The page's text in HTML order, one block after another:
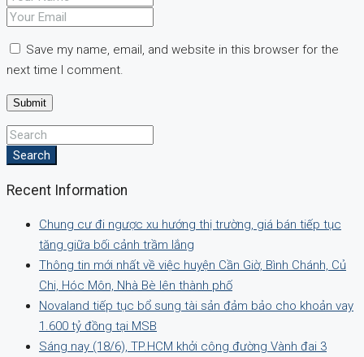
Save my name, email, and website in this browser for the
next time I comment.
Search
Recent Information
Chung cư đi ngược xu hướng thị trường, giá bán tiếp tục
tăng giữa bối cảnh trầm lắng
Thông tin mới nhất về việc huyện Cần Giờ, Bình Chánh, Củ
Chi, Hóc Môn, Nhà Bè lên thành phố
Novaland tiếp tục bổ sung tài sản đảm bảo cho khoản vay
1.600 tỷ đồng tại MSB
Sáng nay (18/6), TP.HCM khởi công đường Vành đai 3